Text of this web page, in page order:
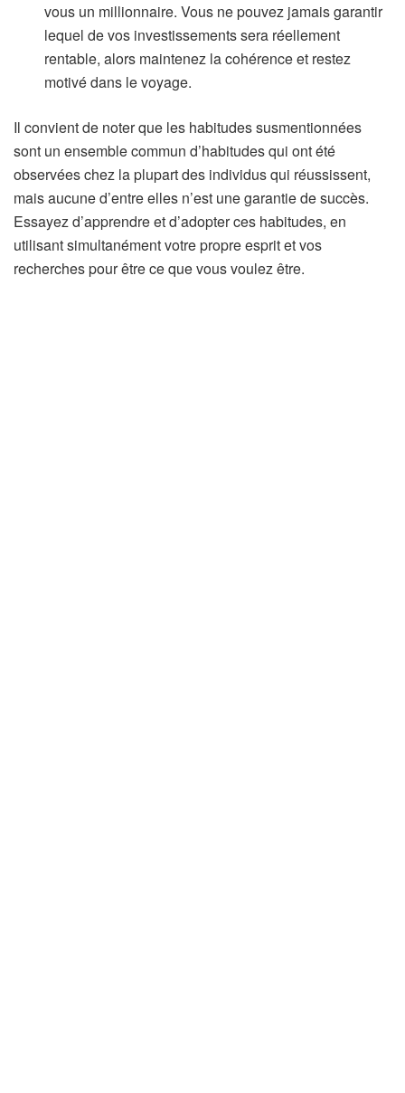
vous un millionnaire. Vous ne pouvez jamais garantir
lequel de vos investissements sera réellement
rentable, alors maintenez la cohérence et restez
motivé dans le voyage.
Il convient de noter que les habitudes susmentionnées
sont un ensemble commun d’habitudes qui ont été
observées chez la plupart des individus qui réussissent,
mais aucune d’entre elles n’est une garantie de succès.
Essayez d’apprendre et d’adopter ces habitudes, en
utilisant simultanément votre propre esprit et vos
recherches pour être ce que vous voulez être.